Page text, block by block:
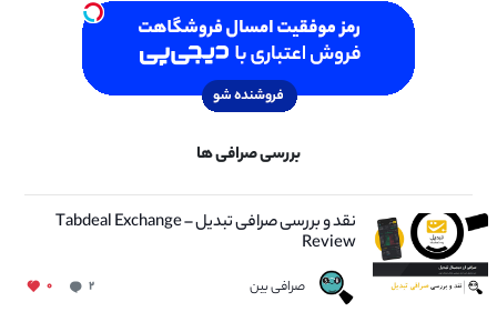
بررسی صرافی ها
نقد و بررسی صرافی تبدیل – Tabdeal Exchange
Review
صرافی بین ۲ ۰